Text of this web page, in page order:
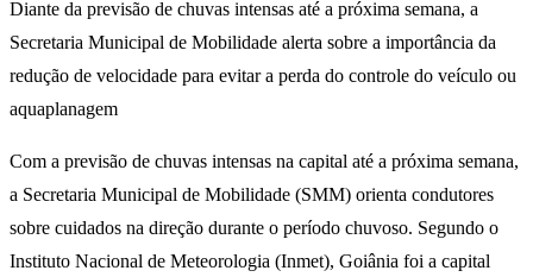
Diante da previsão de chuvas intensas até a próxima semana, a
Secretaria Municipal de Mobilidade alerta sobre a importância da
redução de velocidade para evitar a perda do controle do veículo ou
aquaplanagem
Com a previsão de chuvas intensas na capital até a próxima semana,
a Secretaria Municipal de Mobilidade (SMM) orienta condutores
sobre cuidados na direção durante o período chuvoso. Segundo o
Instituto Nacional de Meteorologia (Inmet), Goiânia foi a capital